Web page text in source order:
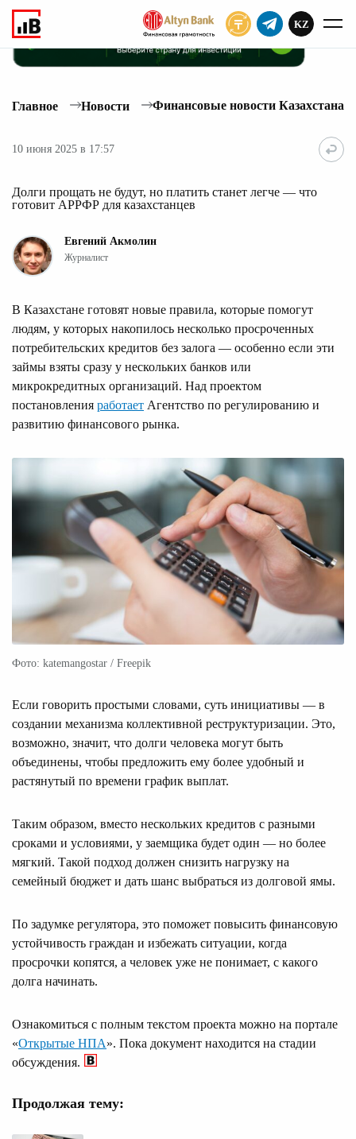
KZ
Главное Новости Финансовые новости Казахстана
10 июня 2025 в 17:57
Долги прощать не будут, но платить станет легче — что
готовит АРРФР для казахстанцев
Евгений Акмолин
Журналист
В Казахстане готовят новые правила, которые помогут
людям, у которых накопилось несколько просроченных
потребительских кредитов без залога — особенно если эти
займы взяты сразу у нескольких банков или
микрокредитных организаций. Над проектом
постановления работает Агентство по регулированию и
развитию финансового рынка.
Фото: katemangostar / Freepik
Если говорить простыми словами, суть инициативы — в
создании механизма коллективной реструктуризации. Это,
возможно, значит, что долги человека могут быть
объединены, чтобы предложить ему более удобный и
растянутый по времени график выплат.
Таким образом, вместо нескольких кредитов с разными
сроками и условиями, у заемщика будет один — но более
мягкий. Такой подход должен снизить нагрузку на
семейный бюджет и дать шанс выбраться из долговой ямы.
По задумке регулятора, это поможет повысить финансовую
устойчивость граждан и избежать ситуации, когда
просрочки копятся, а человек уже не понимает, с какого
долга начинать.
Ознакомиться с полным текстом проекта можно на портале
«Открытые НПА». Пока документ находится на стадии
обсуждения.
Продолжая тему: